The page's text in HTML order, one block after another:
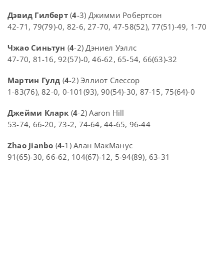
Дэвид Гилберт(4-3) Джимми Робертсон
42-71, 79(79)-0, 82-6, 27-70, 47-58(52), 77(51)-49, 1-70
Чжао Синьтун (4-2) Дэниел Уэллс
47-70, 81-16, 92(57)-0, 46-62, 65-54, 66(63)-32
Мартин Гулд (4-2) Эллиот Слессор
1-83(76), 82-0, 0-101(93), 90(54)-30, 87-15, 75(64)-0
Джейми Кларк (4-2) Aaron Hill
53-74, 66-20, 73-2, 74-64, 44-65, 96-44
Zhao Jianbo (4-1) Алан МакМанус
91(65)-30, 66-62, 104(67)-12, 5-94(89), 63-31